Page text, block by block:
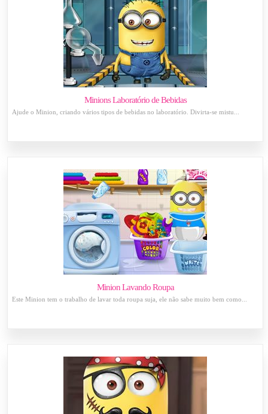
Minions Laboratório de Bebidas
Ajude o Minion, criando vários tipos de bebidas no laboratório. Divirta-se mistu...
Minion Lavando Roupa
Este Minion tem o trabalho de lavar toda roupa suja, ele não sabe muito bem como...